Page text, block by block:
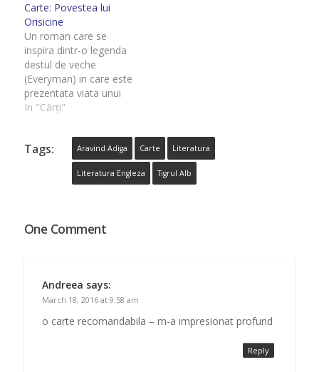
in cititor sunt, fara
indoiala, extrem de
puternice, ele sunt
opera unui maetru in
jocul cuvintelor,
Alexandr Soljenitin este
un zeu…
Carte: Povestea lui
Orisicine
Un roman care se
inspira dintr-o legenda
destul de veche
(Everyman) in care este
prezentata viata unui
om si cum rand pe rand
toate, in special
sanatatea, dar nu
numai. Philip Roth isi
foloseste la maxim (din
ofera un roman…
In "Cărți"
Tags: Aravind Adiga Carte Literatura
Literatura Engleza Tigrul Alb
One Comment
Andreea says:
March 18, 2016 at 9:58 am
o carte recomandabila – m-a impresionat profund
Reply